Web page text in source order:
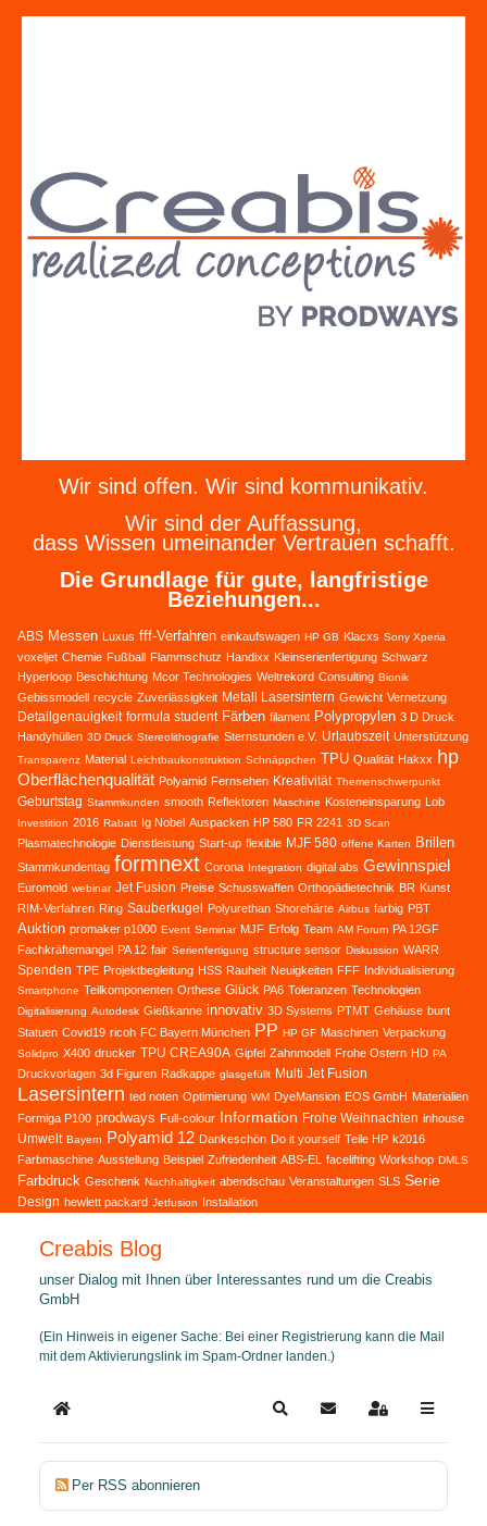
Wir sind offen. Wir sind kommunikativ.
Wir sind der Auffassung,
dass Wissen umeinander Vertrauen schafft.
Die Grundlage für gute, langfristige
Beziehungen...
ABS Messen Luxus fff-Verfahren einkaufswagen HP GB Klacxs Sony Xperia
voxeljet Chemie Fußball Flammschutz Handixx Kleinserienfertigung Schwarz
Hyperloop Beschichtung Mcor Technologies Weltrekord Consulting Bionik
Gebissmodell recycle Zuverlässigkeit Metall Lasersintern Gewicht Vernetzung
Detailgenauigkeit formula student Färben filament Polypropylen 3 D Druck
Handyhüllen 3D Druck Stereolithografie Sternstunden e.V. Urlaubszeit Unterstützung
Transparenz Material Leichtbaukonstruktion Schnäppchen TPU Qualität Hakxx hp
Oberflächenqualität Polyamid Fernsehen Kreativität Themenschwerpunkt
Geburtstag Stammkunden smooth Reflektoren Maschine Kosteneinsparung Lob
Investition 2016 Rabatt Ig Nobel Auspacken HP 580 FR 2241 3D Scan
Plasmatechnologie Dienstleistung Start-up flexible MJF 580 offene Karten Brillen
Stammkundentag formnext Corona Integration digital abs Gewinnspiel
Euromold webinar Jet Fusion Preise Schusswaffen Orthopädietechnik BR Kunst
RIM-Verfahren Ring Sauberkugel Polyurethan Shorehärte Airbus farbig PBT
Auktion promaker p1000 Event Seminar MJF Erfolg Team AM Forum PA 12GF
Fachkräftemangel PA 12 fair Serienfertigung structure sensor Diskussion WARR
Spenden TPE Projektbegleitung HSS Rauheit Neuigkeiten FFF Individualisierung
Smartphone Teilkomponenten Orthese Glück PA6 Toleranzen Technologien
Digitalisierung Autodesk Gießkanne innovativ 3D Systems PTMT Gehäuse bunt
Statuen Covid19 ricoh FC Bayern München PP HP GF Maschinen Verpackung
Solidpro X400 drucker TPU CREA90A Gipfel Zahnmodell Frohe Ostern HD PA
Druckvorlagen 3d Figuren Radkappe glasgefüllt Multi Jet Fusion
Lasersintern ted noten Optimierung WM DyeMansion EOS GmbH Materialien
Formiga P100 prodways Full-colour Information Frohe Weihnachten inhouse
Umwelt Bayern Polyamid 12 Dankeschön Do it yourself Teile HP k2016
Farbmaschine Ausstellung Beispiel Zufriedenheit ABS-EL facelifting Workshop DMLS
Farbdruck Geschenk Nachhaltigkeit abendschau Veranstaltungen SLS Serie
Design hewlett packard Jetfusion Installation
Creabis Blog
unser Dialog mit Ihnen über Interessantes rund um die Creabis
GmbH
(Ein Hinweis in eigener Sache: Bei einer Registrierung kann die Mail
mit dem Aktivierungslink im Spam-Ordner landen.)
Home SearchUpdates abonnieren
Sign In
Per RSS abonnieren